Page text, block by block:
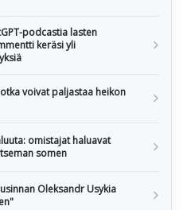
podcastia lasten
keräsi yli
voivat paljastaa heikon
omistajat haluavat
somen
Oleksandr Usykia